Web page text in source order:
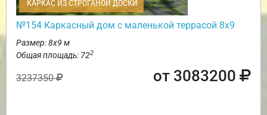
КАРКАС ИЗ СТРОГАНОЙ ДОСКИ
№154 Каркасный дом с маленькой террасой 8х9
Размер: 8х9 м
Общая площадь: 722
3237350 от 3083200